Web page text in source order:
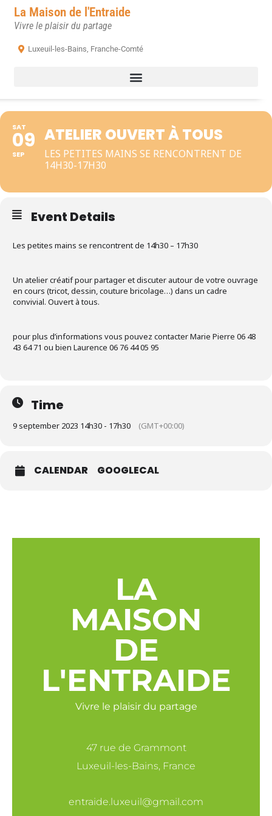
La Maison de l'Entraide
Vivre le plaisir du partage
Luxeuil-les-Bains, Franche-Comté
SAT
09
SEP
ATELIER OUVERT À TOUS
LES PETITES MAINS SE RENCONTRENT DE
14H30-17H30
Event Details
Les petites mains se rencontrent de 14h30 – 17h30
Un atelier créatif pour partager et discuter autour de votre ouvrage
en cours (tricot, dessin, couture bricolage…) dans un cadre
convivial. Ouvert à tous.
pour plus d’informations vous pouvez contacter Marie Pierre 06 48
43 64 71 ou bien Laurence 06 76 44 05 95
Time
9 september 2023 14h30 - 17h30 (GMT+00:00)
CALENDAR GOOGLECAL
LA
MAISON
DE
L'ENTRAIDE
Vivre le plaisir du partage
47 rue de Grammont
Luxeuil-les-Bains, France
entraide.luxeuil@gmail.com